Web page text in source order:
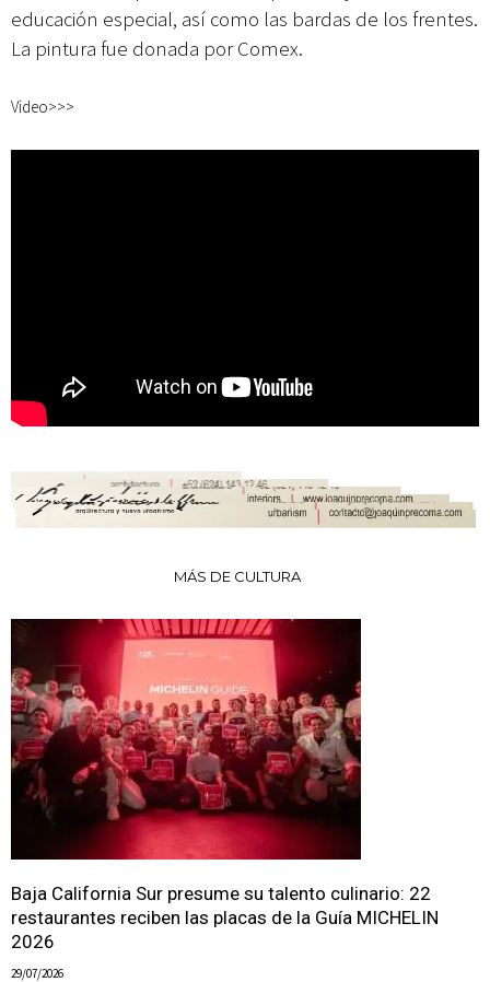
educación especial, así como las bardas de los frentes.
La pintura fue donada por Comex.
Video>>>
MÁS DE CULTURA
Baja California Sur presume su talento culinario: 22
restaurantes reciben las placas de la Guía MICHELIN
2026
29/07/2026